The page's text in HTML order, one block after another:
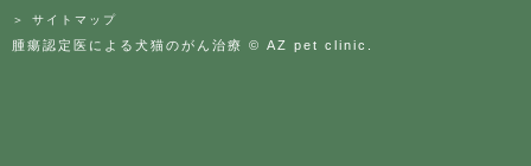
＞ サイトマップ
腫瘍認定医による犬猫のがん治療 © AZ pet clinic.